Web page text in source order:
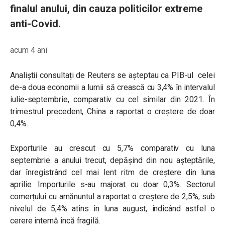
finalul anului, din cauza politicilor extreme
anti-Covid.
acum 4 ani
Analiștii consultați de Reuters se așteptau ca PIB-ul celei
de-a doua economii a lumii să crească cu 3,4% în intervalul
iulie-septembrie, comparativ cu cel similar din 2021. În
trimestrul precedent, China a raportat o creștere de doar
0,4%.
Exporturile au crescut cu 5,7% comparativ cu luna
septembrie a anului trecut, depășind din nou așteptările,
dar înregistrând cel mai lent ritm de creștere din luna
aprilie. Importurile s-au majorat cu doar 0,3%. Sectorul
comerțului cu amănuntul a raportat o creștere de 2,5%, sub
nivelul de 5,4% atins în luna august, indicând astfel o
cerere internă încă fragilă.